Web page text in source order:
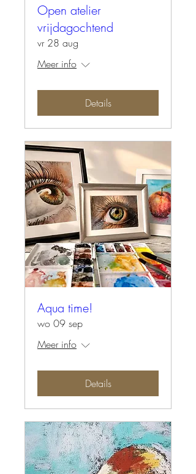
Open atelier
vrijdagochtend
vr 28 aug
Meer info
Details
Aqua time!
wo 09 sep
Meer info
Details